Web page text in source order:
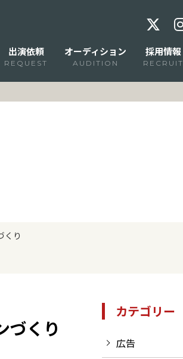
出演依頼
REQUEST
オーディション
AUDITION
採用情報
RECRUIT
くり
づくり
カテゴリー
広告